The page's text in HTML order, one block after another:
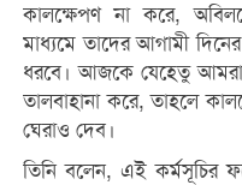
কালক্ষেপণ না করে,
মাধ্যমে তাদের আগামী
ধরবে। আজকে যেহেতু আমরা
তালবাহানা করে, তাহলে
ঘেরাও দেব।
তিনি বলেন, এই কর্মসূচির